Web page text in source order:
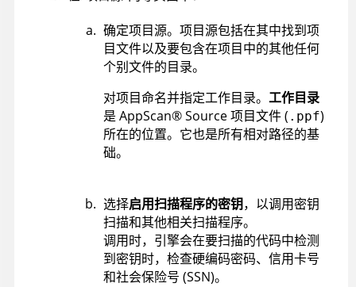
确定项目源。项目源包括在其中找到项
目文件以及要包含在项目中的其他任何
个别文件的目录。
对项目命名并指定工作目录。 工作目录
是 AppScan®Source项目文件 ( .ppf)
所在的位置。它也是所有相对路径的基
础。
选择启用扫描程序的密钥，以调用密钥
扫描和其他相关扫描程序。
调用时，引擎会在要扫描的代码中检测
到密钥时，检查硬编码密码、信用卡号
和社会保险号 (SSN)。